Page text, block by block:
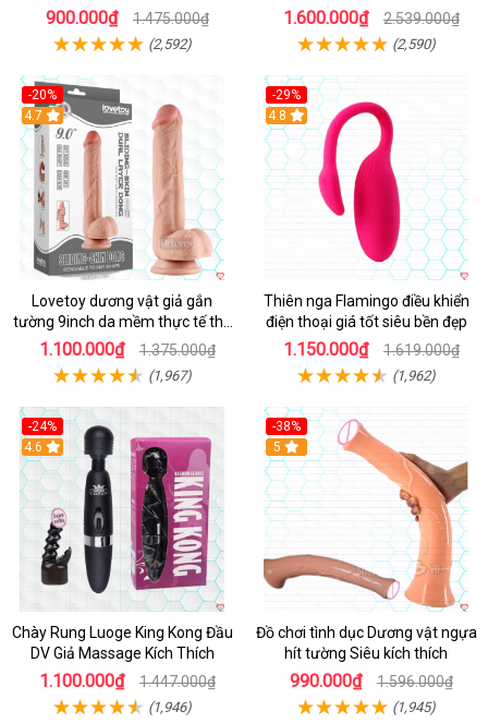
900.000₫ 1.475.000₫
(2,592)
điều khiển từ xa
1.600.000₫ 2.539.000₫
(2,590)
-20%
Hot
4.7
Lovetoy dương vật giả gắn
tường 9inch da mềm thực tế thú
vị
1.100.000₫ 1.375.000₫
(1,967)
-29%
Hot
4.8
Thiên nga Flamingo điều khiển
điện thoại giá tốt siêu bền đẹp
1.150.000₫ 1.619.000₫
(1,962)
-24%
4.6
Chày Rung Luoge King Kong Đầu
DV Giả Massage Kích Thích
1.100.000₫ 1.447.000₫
(1,946)
-38%
Hot
5
Đồ chơi tình dục Dương vật ngựa
hít tường Siêu kích thích
990.000₫ 1.596.000₫
(1,945)